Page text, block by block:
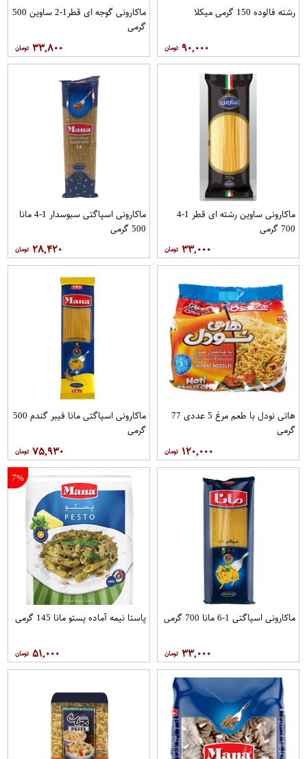
رشته فالوده 150 گرمی میکلا
۹۰,۰۰۰
ماکارونی گوجه ای قطر1-2 ساوین 500
گرمی
۳۳,۸۰۰
ماکارونی ساوین رشته ای قطر 1-4
700 گرمی
۳۳,۰۰۰
ماکارونی اسپاگتی سبوسدار 1-4 مانا
500 گرمی
۲۸,۴۲۰
هاتی نودل با طعم مرغ 5 عددی 77
گرمی
۱۲۰,۰۰۰
ماکارونی اسپاگتی مانا فیبر گندم 500
گرمی
۷۵,۹۳۰
ماکارونی اسپاگتی 1-6 مانا 700 گرمی
۳۳,۰۰۰
7%
پاستا نیمه آماده پستو مانا 145 گرمی
۵۱,۰۰۰